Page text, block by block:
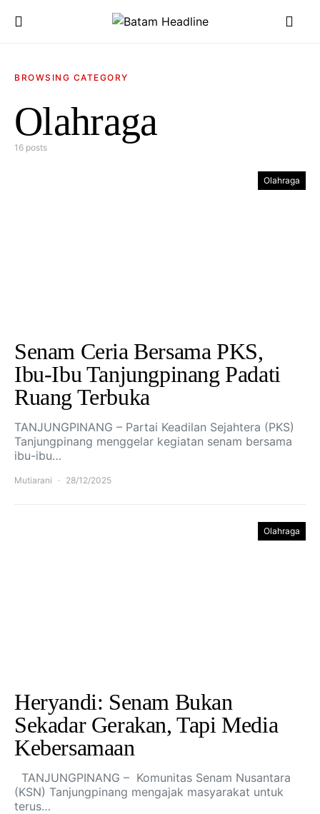
BROWSING CATEGORY
Olahraga
16 posts
Olahraga
Senam Ceria Bersama PKS,
Ibu-Ibu Tanjungpinang Padati
Ruang Terbuka
TANJUNGPINANG – Partai Keadilan Sejahtera (PKS)
Tanjungpinang menggelar kegiatan senam bersama
ibu-ibu…
Mutiarani 28/12/2025
Olahraga
Heryandi: Senam Bukan
Sekadar Gerakan, Tapi Media
Kebersamaan
TANJUNGPINANG – Komunitas Senam Nusantara
(KSN) Tanjungpinang mengajak masyarakat untuk
terus…